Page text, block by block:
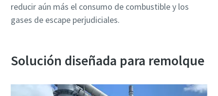
reducir aún más el consumo de combustible y los
gases de escape perjudiciales.
Solución diseñada para remolque